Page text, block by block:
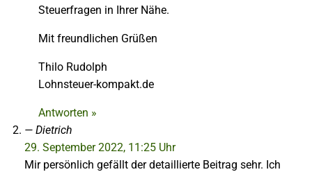
Steuerfragen in Ihrer Nähe.
Mit freundlichen Grüßen
Thilo Rudolph
Lohnsteuer-kompakt.de
Antworten »
Dietrich
29. September 2022, 11:25 Uhr
Mir persönlich gefällt der detaillierte Beitrag sehr. Ich